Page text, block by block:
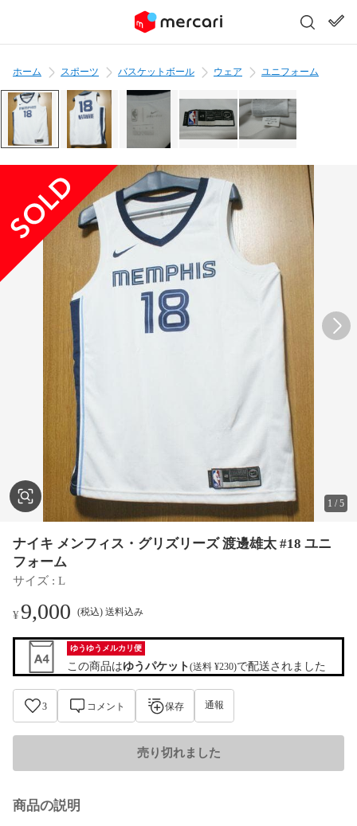
ホーム スポーツ バスケットボール ウェア ユニフォーム
1 /5
ナイキ メンフィス・グリズリーズ 渡邊雄太 #18 ユニ
フォーム
サイズ : L
¥9,000 (税込) 送料込み
ゆうゆうメルカリ便
この商品はゆうパケット(送料 ¥230)で配送されました
3 コメント 保存 通報
売り切れました
商品の説明